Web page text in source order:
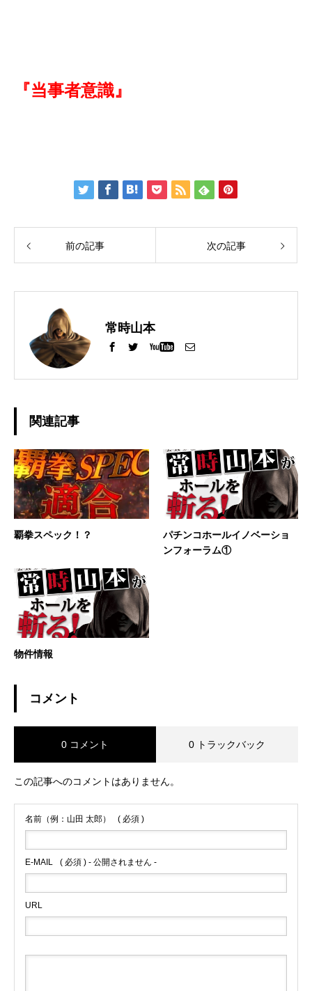
『当事者意識』
前の記事 次の記事
常時山本
関連記事
覇拳スペック！？
パチンコホールイノベーショ
ンフォーラム①
物件情報
コメント
0 コメント 0 トラックバック
この記事へのコメントはありません。
名前（例：山田 太郎） ( 必須 )
E-MAIL ( 必須 ) - 公開されません -
URL